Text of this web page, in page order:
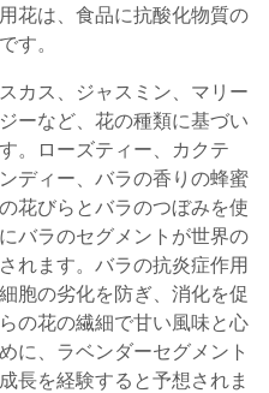
花は、食品に抗酸化物質の
す。
カス、ジャスミン、マリー
ーなど、花の種類に基づい
。ローズティー、カクテ
ディー、バラの香りの蜂蜜
花びらとバラのつぼみを使
バラのセグメントが世界の
れます。バラの抗炎症作用
胞の劣化を防ぎ、消化を促
の花の繊細で甘い風味と心
に、ラベンダーセグメント
長を経験すると予想されま